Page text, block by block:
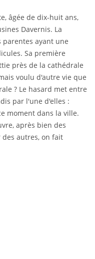
âgée de dix-huit ans,
Davernis. La
parentes ayant une
Sa première
près de la cathédrale
voulu d'autre vie que
? Le hasard met entre
par l'une d'elles :
moment dans la ville.
après bien des
autres, on fait